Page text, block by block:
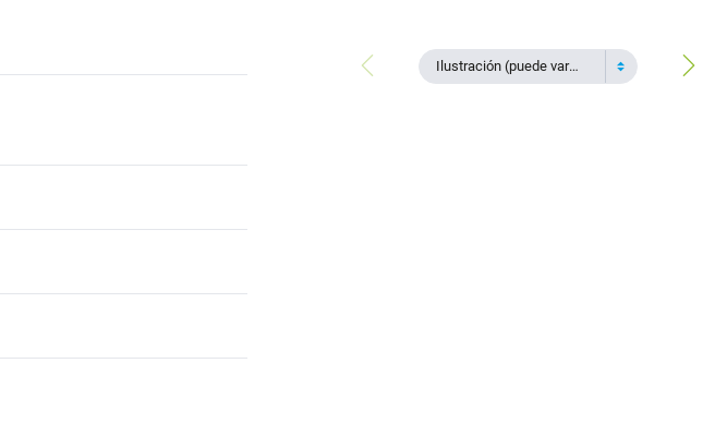
Ilustración (puede variar)